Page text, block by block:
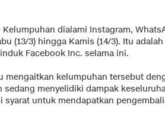
Kelumpuhan dialami Instagram,
(13/3) hingga Kamis (14/3). Itu
Facebook Inc. selama ini.
mengaitkan kelumpuhan tersebut
sedang menyelidiki dampak
syarat untuk mendapatkan